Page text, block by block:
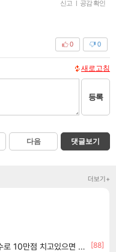
신고 | 공감 확인
0
0
새로고침
등록
다음 댓글보기
더보기+
만점 치고있으면 ㅋㅋ
[88]